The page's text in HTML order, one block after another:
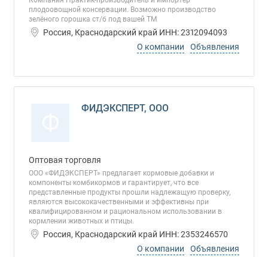
плодоовощной консервации. Возможно производство
зелёного горошка ст/б под вашей ТМ
Россия, Краснодарский край ИНН: 2312094093
О компании
Объявления
ФИДЭКСПЕРТ, ООО
Оптовая торговля
ООО «ФИДЭКСПЕРТ» предлагает кормовые добавки и
компоненты комбикормов и гарантирует, что все
представленные продукты прошли надлежащую проверку,
являются высококачественными и эффективны при
квалифицированном и рациональном использовании в
кормлении животных и птицы.
Россия, Краснодарский край ИНН: 2353246570
О компании
Объявления